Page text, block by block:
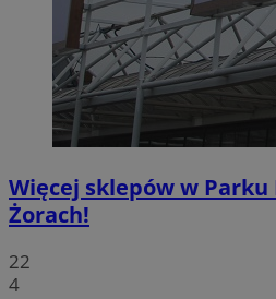
Więcej sklepów w
Żorach!
22
4